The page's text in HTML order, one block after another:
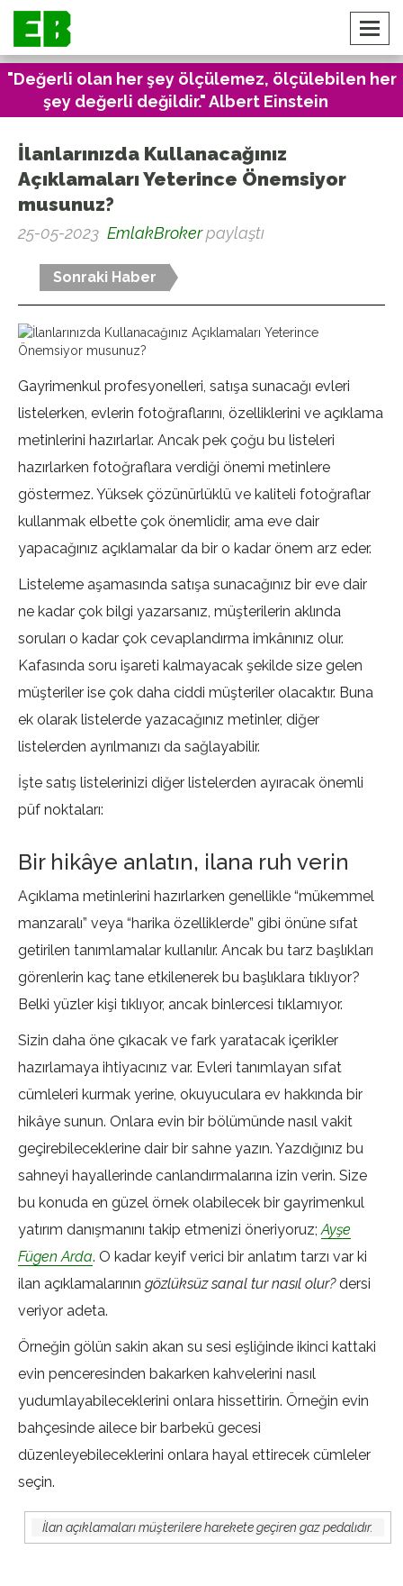
"Değerli olan her şey ölçülemez, ölçülebilen her
şey değerli değildir." Albert Einstein
İlanlarınızda Kullanacağınız
Açıklamaları Yeterince Önemsiyor
musunuz?
25-05-2023 EmlakBrokerpaylaştı
Sonraki Haber
Gayrimenkul profesyonelleri, satışa sunacağı evleri
listelerken, evlerin fotoğraflarını, özelliklerini ve açıklama
metinlerini hazırlarlar. Ancak pek çoğu bu listeleri
hazırlarken fotoğraflara verdiği önemi metinlere
göstermez. Yüksek çözünürlüklü ve kaliteli fotoğraflar
kullanmak elbette çok önemlidir, ama eve dair
yapacağınız açıklamalar da bir o kadar önem arz eder.
Listeleme aşamasında satışa sunacağınız bir eve dair
ne kadar çok bilgi yazarsanız, müşterilerin aklında
soruları o kadar çok cevaplandırma imkânınız olur.
Kafasında soru işareti kalmayacak şekilde size gelen
müşteriler ise çok daha ciddi müşteriler olacaktır. Buna
ek olarak listelerde yazacağınız metinler, diğer
listelerden ayrılmanızı da sağlayabilir.
İşte satış listelerinizi diğer listelerden ayıracak önemli
püf noktaları:
Bir hikâye anlatın, ilana ruh verin
Açıklama metinlerini hazırlarken genellikle “mükemmel
manzaralı” veya “harika özelliklerde” gibi önüne sıfat
getirilen tanımlamalar kullanılır. Ancak bu tarz başlıkları
görenlerin kaç tane etkilenerek bu başlıklara tıklıyor?
Belki yüzler kişi tıklıyor, ancak binlercesi tıklamıyor.
Sizin daha öne çıkacak ve fark yaratacak içerikler
hazırlamaya ihtiyacınız var. Evleri tanımlayan sıfat
cümleleri kurmak yerine, okuyuculara ev hakkında bir
hikâye sunun. Onlara evin bir bölümünde nasıl vakit
geçirebileceklerine dair bir sahne yazın. Yazdığınız bu
sahneyi hayallerinde canlandırmalarına izin verin. Size
bu konuda en güzel örnek olabilecek bir gayrimenkul
yatırım danışmanını takip etmenizi öneriyoruz;Ayşe
Fügen Arda. O kadar keyif verici bir anlatım tarzı var ki
ilan açıklamalarının gözlüksüz sanal tur nasıl olur?dersi
veriyor adeta.
Örneğin gölün sakin akan su sesi eşliğinde ikinci kattaki
evin penceresinden bakarken kahvelerini nasıl
yudumlayabileceklerini onlara hissettirin. Örneğin evin
bahçesinde ailece bir barbekü gecesi
düzenleyebileceklerini onlara hayal ettirecek cümleler
seçin.
İlan açıklamaları müşterilere harekete geçiren gaz pedalıdır.